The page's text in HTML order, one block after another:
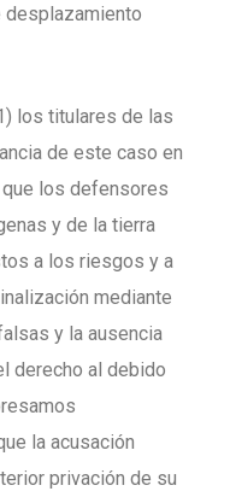
los titulares de las
de este caso en
los defensores
y de la tierra
a los riesgos y a
mediante
y la ausencia
derecho al debido
la acusación
privación de su